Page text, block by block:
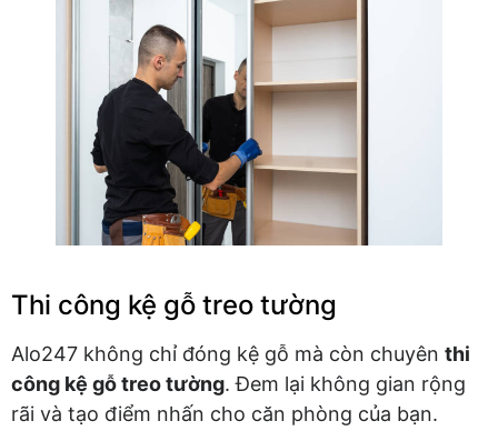
Thi công kệ gỗ treo tường
Alo247 không chỉ đóng kệ gỗ mà còn chuyên thi
công kệ gỗ treo tường. Đem lại không gian rộng
rãi và tạo điểm nhấn cho căn phòng của bạn.